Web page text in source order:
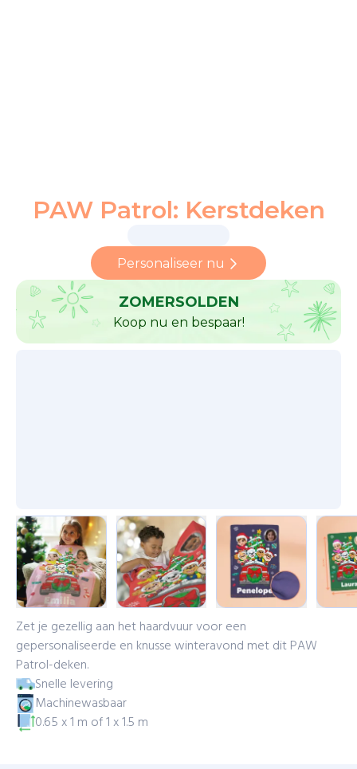
PAW Patrol: Kerstdeken
Personaliseer nu
ZOMERSOLDEN
Koop nu en bespaar!
Zet je gezellig aan het haardvuur voor een
gepersonaliseerde en knusse winteravond met dit PAW
Patrol-deken.
Snelle levering
Machinewasbaar
0.65 x 1 m of 1 x 1.5 m